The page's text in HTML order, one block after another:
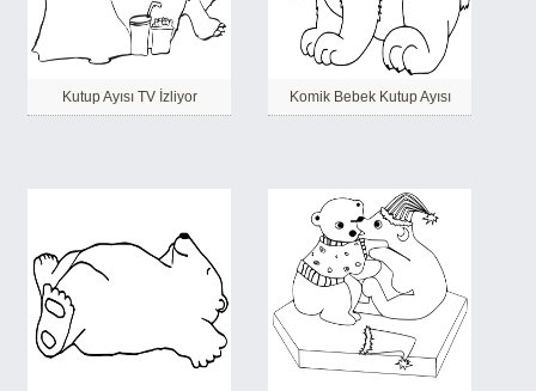
Kutup Ayısı TV İzliyor Komik Bebek Kutup Ayısı